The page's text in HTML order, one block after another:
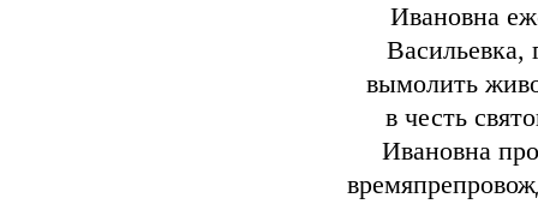
Ивановна
Васильевка,
вымолить
в честь
Ивановна